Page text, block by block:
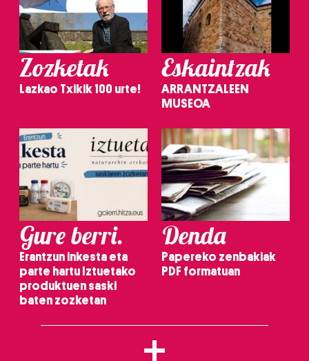
Zozketak
Lazkao Txikik 100 urte!
Eskaintzak
ARRANTZALEEN
MUSEOA
Gure berri.
Erantzun inkesta eta
parte hartu Iztuetako
produktuen saski
baten zozketan
Denda
Papereko zenbakiak
PDF formatuan
+